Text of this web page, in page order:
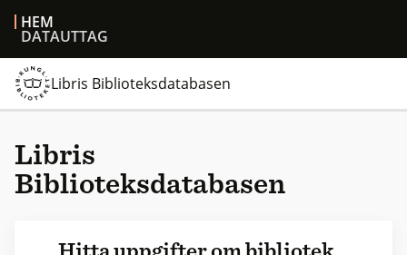
HEM
DATAUTTAG
Libris Biblioteksdatabasen
Libris
Biblioteksdatabasen